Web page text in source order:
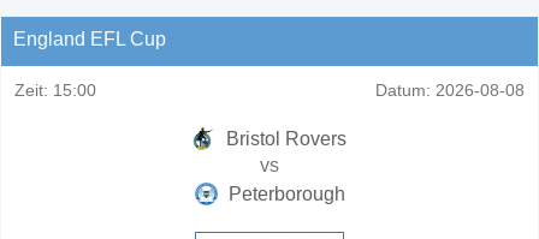
England EFL Cup
Zeit: 15:00 Datum: 2026-08-08
Bristol Rovers
vs
Peterborough